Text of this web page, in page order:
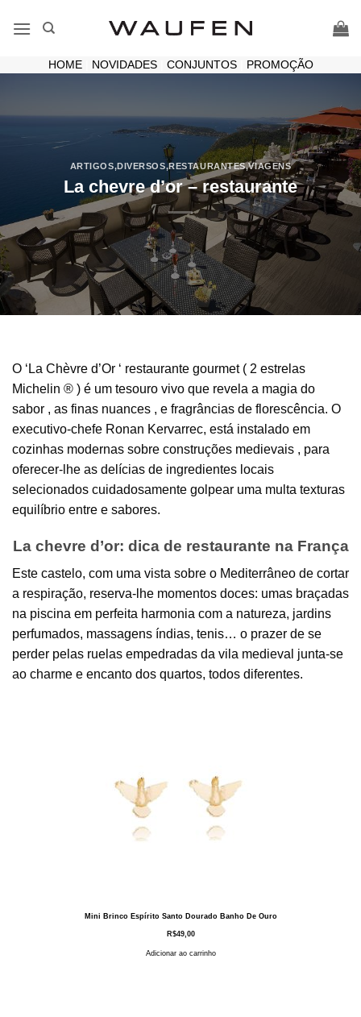
HOME| NOVIDADES| CONJUNTOS| PROMOÇÃO
ARTIGOS,DIVERSOS,RESTAURANTES,VIAGENS
La chevre d’or – restaurante
O ‘La Chèvre d’Or ‘ restaurante gourmet ( 2 estrelas
Michelin ® ) é um tesouro vivo que revela a magia do
sabor , as finas nuances , e fragrâncias de florescência. O
executivo-chefe Ronan Kervarrec, está instalado em
cozinhas modernas sobre construções medievais , para
oferecer-lhe as delícias de ingredientes locais
selecionados cuidadosamente golpear uma multa texturas
equilíbrio entre e sabores.
La chevre d’or: dica de restaurante na França
Este castelo, com uma vista sobre o Mediterrâneo de cortar
a respiração, reserva-lhe momentos doces: umas braçadas
na piscina em perfeita harmonia com a natureza, jardins
perfumados, massagens índias, tenis… o prazer de se
perder pelas ruelas empedradas da vila medieval junta-se
ao charme e encanto dos quartos, todos diferentes.
Mini Brinco Espírito Santo Dourado Banho De Ouro
R$49,00
Adicionar ao carrinho